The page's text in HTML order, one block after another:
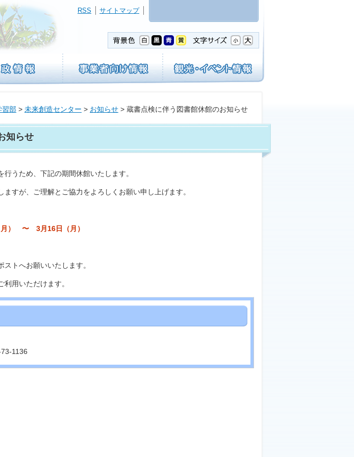
サイトマップ
RSS
習部 > 未来創造センター > お知らせ > 蔵書点検に伴う図書館休館のお知らせ
知らせ
うため、下記の期間休館いたします。
すが、ご理解とご協力をよろしくお願い申し上げます。
〜 3月16日（月）
トへお願いいたします。
用いただけます。
1136